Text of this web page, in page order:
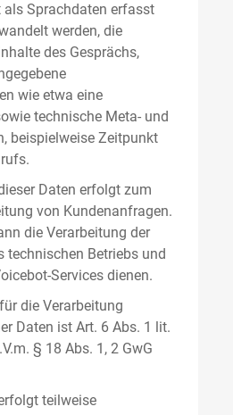
Sprachdaten erfasst
werden, die
des Gesprächs,
wie etwa eine
technische Meta- und
beispielweise Zeitpunkt
Daten erfolgt zum
von Kundenanfragen.
die Verarbeitung der
technischen Betriebs und
Services dienen.
die Verarbeitung
Daten ist Art. 6 Abs. 1 lit.
§ 18 Abs. 1, 2 GwG
teilweise